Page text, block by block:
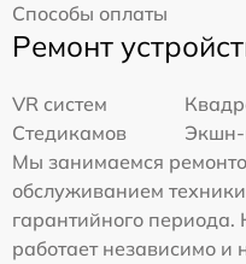
Способы оплаты
Ремонт
VR систем
Стедикамов
Мы занимаемся
обслуживанием
гарантийного
работает независимо